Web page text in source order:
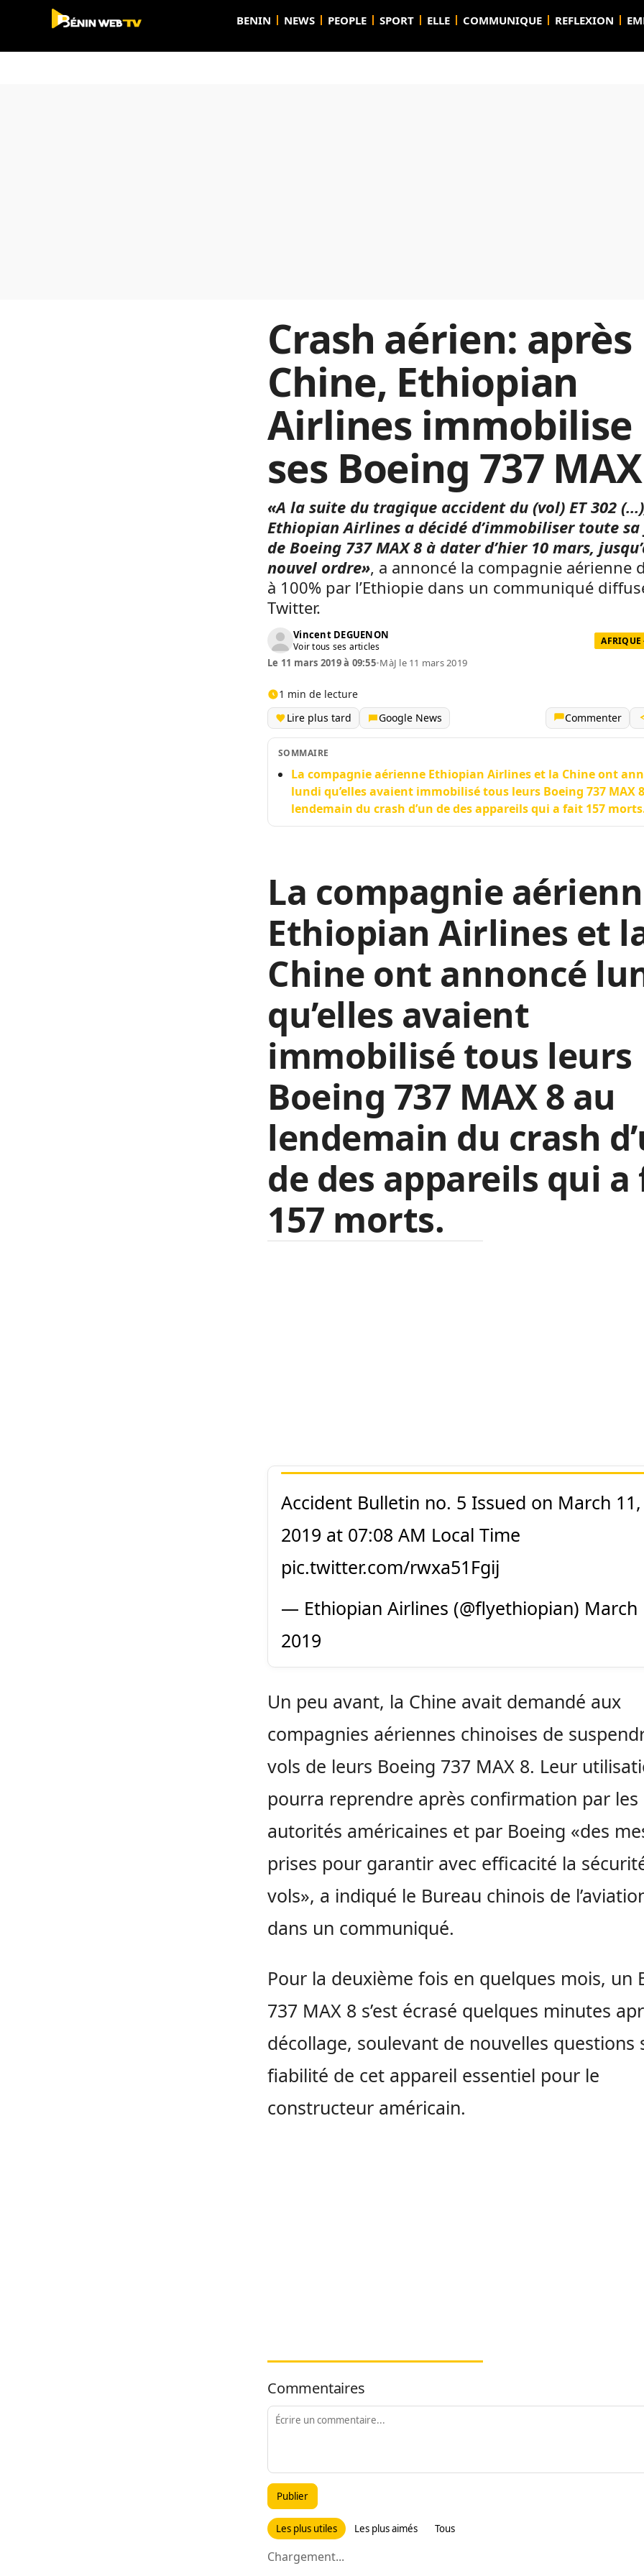
BENIN NEWS PEOPLE SPORT ELLE COMMUNIQUE REFLEXION
Crash aérien: après
Chine, Ethiopian
Airlines immobilise
ses Boeing 737
«A la suite du tragique accident du (vol) ET 302
Ethiopian Airlines a décidé d’immobiliser toute
de Boeing 737 MAX 8 à dater d’hier 10 mars,
nouvel ordre», a annoncé la compagnie aérienne
à 100% par l’Ethiopie dans un communiqué
Twitter.
Vincent DEGUENON
Voir tous ses articles AFRIQUE
Le 11 mars 2019 à 09:55•MàJ le 11 mars 2019
1 min de lecture
Lire plus tard
Google News Commenter
SOMMAIRE
La compagnie aérienne Ethiopian Airlines et la Chine ont
lundi qu’elles avaient immobilisé tous leurs Boeing 737 MAX
lendemain du crash d’un de des appareils qui a fait 157
La compagnie
Ethiopian Airlines et
Chine ont annoncé
qu’elles avaient
immobilisé tous leurs
Boeing 737 MAX 8 au
lendemain du crash
de des appareils qui
157 morts.
Accident Bulletin no. 5 Issued on March 11,
2019 at 07:08 AM Local Time
pic.twitter.com/rwxa51Fgij
— Ethiopian Airlines (@flyethiopian) March
2019
Un peu avant, la Chine avait demandé aux
compagnies aériennes chinoises de
vols de leurs Boeing 737 MAX 8. Leur
pourra reprendre après confirmation par les
autorités américaines et par Boeing «des
prises pour garantir avec efficacité la
vols», a indiqué le Bureau chinois de
dans un communiqué.
Pour la deuxième fois en quelques mois, un
737 MAX 8 s’est écrasé quelques minutes
décollage, soulevant de nouvelles questions
fiabilité de cet appareil essentiel pour le
constructeur américain.
Commentaires
Publier
Les plus utiles Les plus aimés Tous
Chargement...